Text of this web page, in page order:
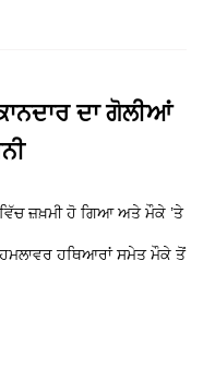
ਦਾ ਗੋਲੀਆਂ
ਜ਼ਖ਼ਮੀ ਹੋ ਗਿਆ ਅਤੇ ਮੌਕੇ ’ਤੇ
ਹਥਿਆਰਾਂ ਸਮੇਤ ਮੌਕੇ ਤੋਂ